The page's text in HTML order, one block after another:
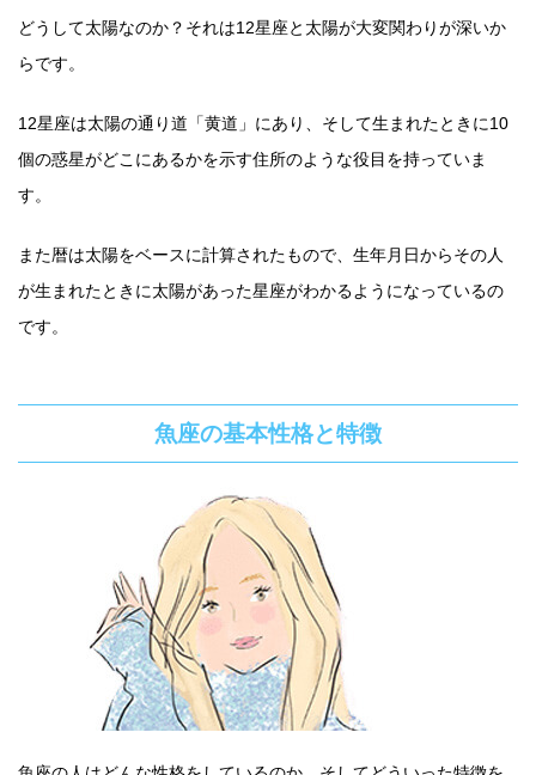
どうして太陽なのか？それは12星座と太陽が大変関わりが深いか
らです。
12星座は太陽の通り道「黄道」にあり、そして生まれたときに10
個の惑星がどこにあるかを示す住所のような役目を持っていま
す。
また暦は太陽をベースに計算されたもので、生年月日からその人
が生まれたときに太陽があった星座がわかるようになっているの
です。
魚座の基本性格と特徴